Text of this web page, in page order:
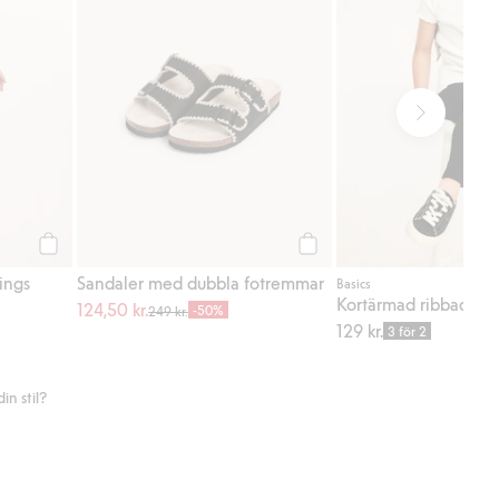
Sandaler med dubbla fotremmar
124,50 kr.249 kr. -50%
Basics
Kortärmad ribbad
129 kr. 3 för 2
stil?